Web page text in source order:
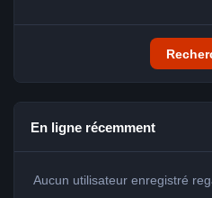
En ligne récemment
Aucun utilisateur enregistré